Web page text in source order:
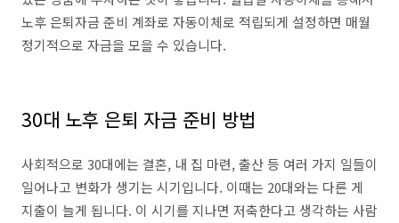
노후 은퇴자금 준비 계좌로 자동이체로 적립되게 설정하면 매월
정기적으로 자금을 모을 수 있습니다.
30대 노후 은퇴 자금 준비 방법
사회적으로 30대에는 결혼, 내 집 마련, 출산 등 여러 가지 일들이
일어나고 변화가 생기는 시기입니다. 이때는 20대와는 다른 게
지출이 늘게 됩니다. 이 시기를 지나면 저축한다고 생각하는 사람